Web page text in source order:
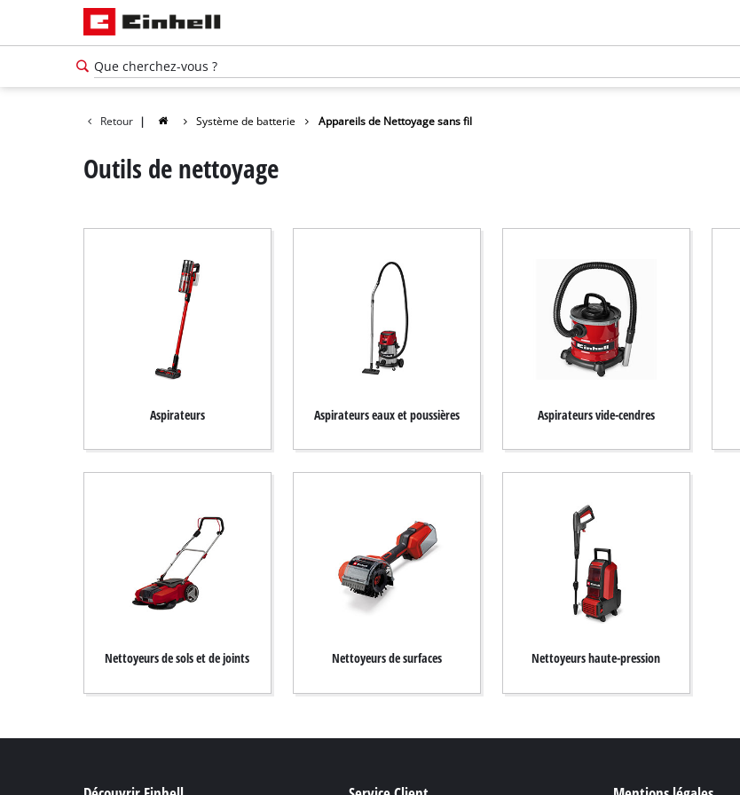
Retour | Système de batterie Appareils de Nettoyage sans fil
Outils de nettoyage
Aspirateurs Aspirateurs eaux et poussières Aspirateurs vide-cendres
Nettoyeurs de sols et de joints Nettoyeurs de surfaces Nettoyeurs haute-pression